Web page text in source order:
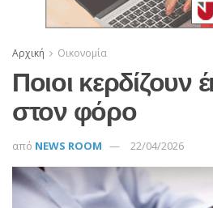
Αρχική Οικονομία
Ποιοι
στον φόρο
από NEWS ROOM 22/04/2026